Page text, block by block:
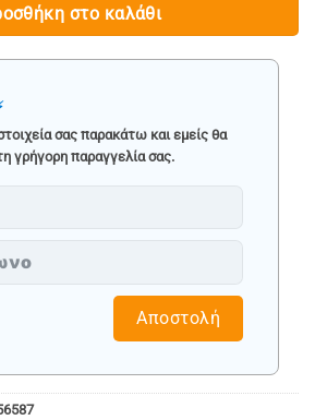
στο καλάθι
σας παρακάτω και εμείς θα
γρήγορη παραγγελία σας.
Αποστολή